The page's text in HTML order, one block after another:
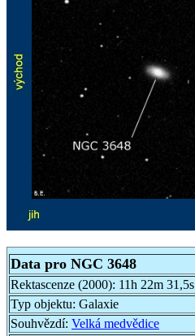
Data pro NGC 3648
Rektascenze (2000): 11h 22m 31,5s
Typ objektu: Galaxie
Souhvězdí: Velká medvědice